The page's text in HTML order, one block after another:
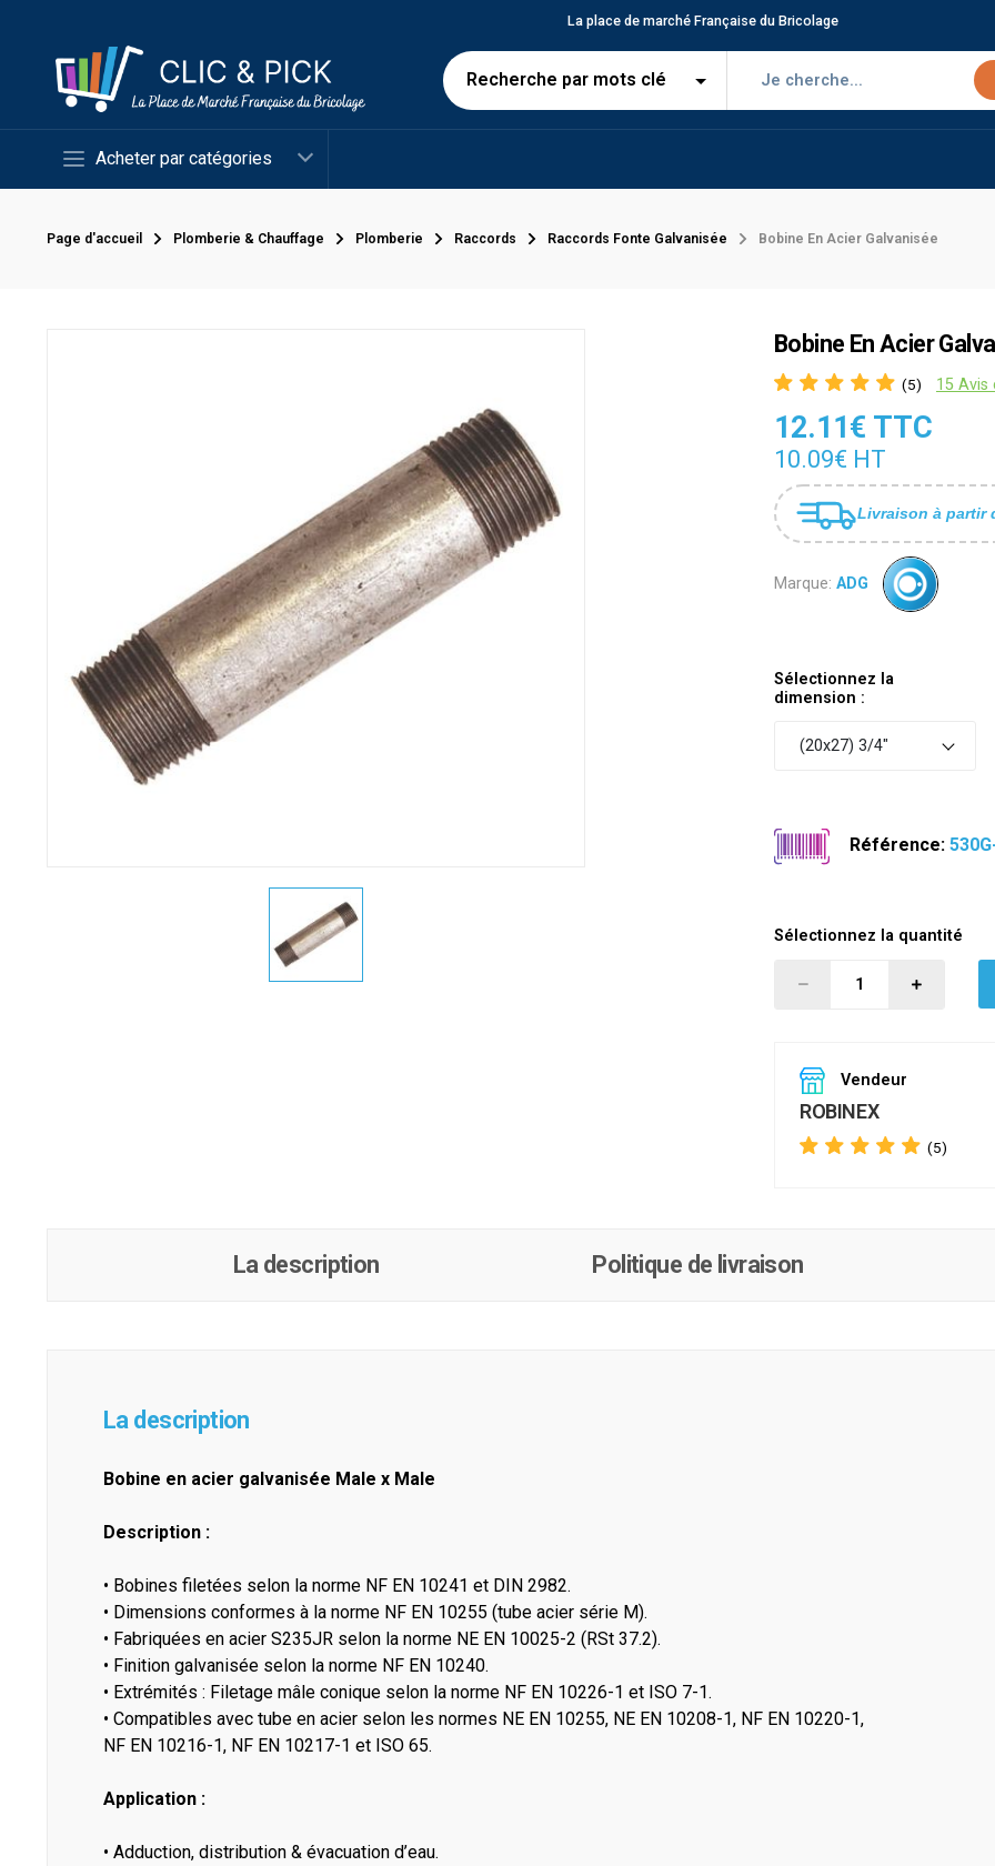
La place de marché Française du Bricolage
Acheter par catégories
Page d'accueil Plomberie & Chauffage Plomberie Raccords Raccords Fonte Galvanisée Bobine En Acier Galvanisée
Bobine En Acier
(5) 15 Avis
12.11€ TTC
10.09€ HT
Livraison à partir
Marque: ADG
Sélectionnez la
dimension :
(20x27) 3/4"
Référence:
Sélectionnez la quantité
Vendeur
ROBINEX
(5)
La description Politique de livraison
La description
Bobine en acier galvanisée Male x Male
Description :
• Bobines filetées selon la norme NF EN 10241 et DIN 2982.
• Dimensions conformes à la norme NF EN 10255 (tube acier série M).
• Fabriquées en acier S235JR selon la norme NE EN 10025-2 (RSt 37.2).
• Finition galvanisée selon la norme NF EN 10240.
• Extrémités : Filetage mâle conique selon la norme NF EN 10226-1 et ISO 7-1.
• Compatibles avec tube en acier selon les normes NE EN 10255, NE EN 10208-1, NF EN 10220-1,
NF EN 10216-1, NF EN 10217-1 et ISO 65.
Application :
• Adduction, distribution & évacuation d’eau.